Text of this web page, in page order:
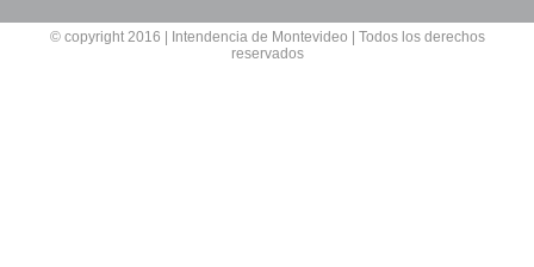
© copyright 2016 | Intendencia de Montevideo | Todos los derechos
reservados